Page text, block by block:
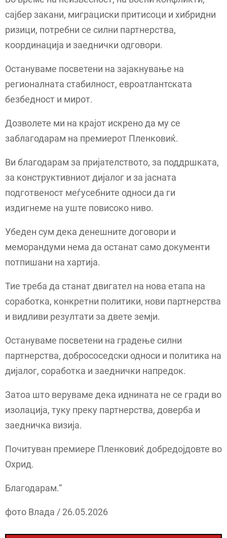
сајбер закани, миграциски притисоци и хибридни
ризици, потребни се силни партнерства,
координација и заеднички одговори.
Остануваме посветени на зајакнување на
регионалната стабилност, евроатлантската
безбедност и мирот.
Дозволете ми на крајот искрено да му се
заблагодарам на премиерот Пленковиќ.
Ви благодарам за пријателството, за поддршката,
за конструктивниот дијалог и за јасната
подготвеност меѓусебните односи да ги
издигнеме на уште повисоко ниво.
Убеден сум дека денешните договори и
меморандуми нема да останат само документи
потпишани на хартија.
Тие треба да станат двигател на нова етапа на
соработка, конкретни политики, нови партнерства
и видливи резултати за двете земји.
Остануваме посветени на градење силни
партнерства, добрососедски односи и политика на
дијалог, соработка и заеднички напредок.
Затоа што веруваме дека иднината не се гради во
изолација, туку преку партнерства, доверба и
заедничка визија.
Почитуван премиере Пленковиќ добредојдовте во
Охрид.
Благодарам.“
фото Влада / 26.05.2026